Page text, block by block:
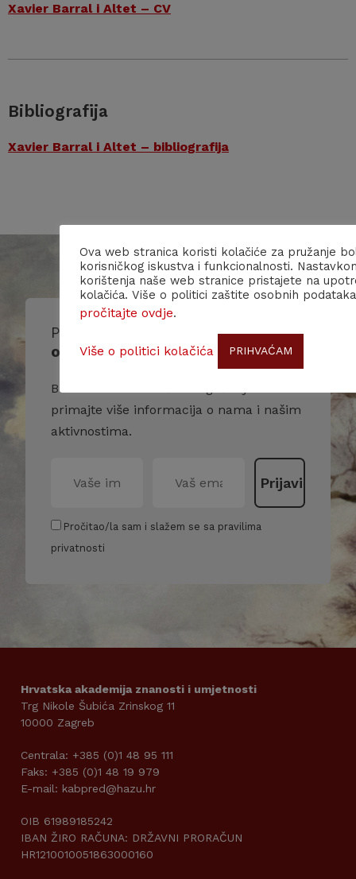
Xavier Barral i Altet – CV
Bibliografija
Xavier Barral i Altet – bibliografija
Prijavite se na naš
obavjesnik/newsletter
Budite u toku s našim događanjima i
primajte više informacija o nama i našim
aktivnostima.
Pročitao/la sam i slažem se sa pravilima
privatnosti
Hrvatska akademija znanosti i umjetnosti
Trg Nikole Šubića Zrinskog 11
10000 Zagreb
Centrala: +385 (0)1 48 95 111
Faks: +385 (0)1 48 19 979
E-mail: kabpred@hazu.hr
OIB 61989185242
IBAN ŽIRO RAČUNA: DRŽAVNI PRORAČUN
HR1210010051863000160
Ova web stranica koristi kolačiće za pružanje
korisničkog iskustva i funkcionalnosti.
korištenja naše web stranice pristajete na
kolačića. Više o politici zaštite osobnih podataka
pročitajte ovdje.
Više o politici kolačića PRIHVAĆAM